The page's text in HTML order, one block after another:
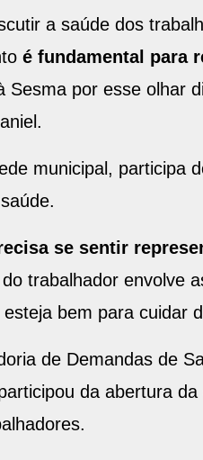
a saúde dos
é fundamental para
por esse olhar
municipal, participa
se sentir
trabalhador envolve
bem para cuidar
de Demandas de
da abertura